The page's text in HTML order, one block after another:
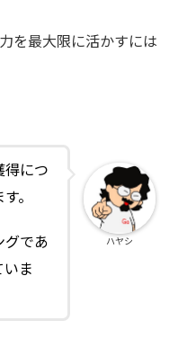
を最大限に活かすには
得につ
。
グであ
いま
ハヤシ